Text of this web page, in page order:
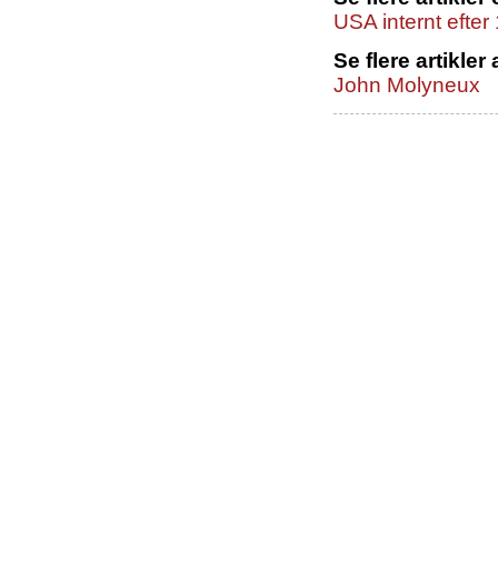
USA internt efter
Se flere artikler
John Molyneux